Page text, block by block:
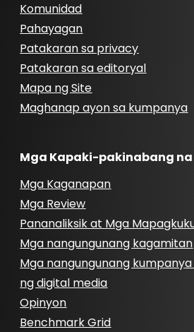
Komunidad
Pahayagan
Patakaran sa privacy
Patakaran sa editoryal
Mapa ng Site
Maghanap ayon sa kumpanya
Mga Kapaki-pakinabang na
Mga Kaganapan
Mga Review
Pananaliksik at Mga
Mga nangungunang kagamitan
Mga nangungunang
ng digital media
Opinyon
Benchmark Grid